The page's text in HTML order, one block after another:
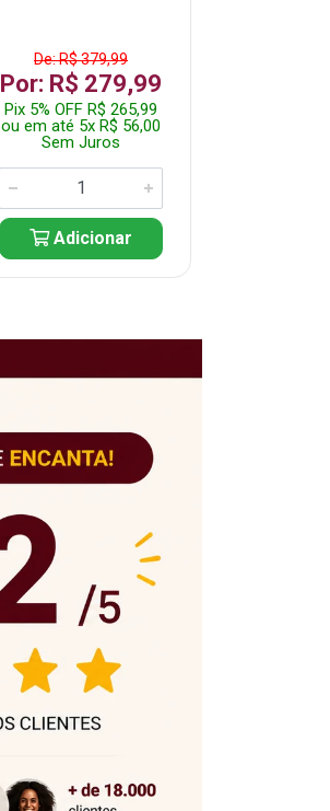
De: R$ 379,99
Por: R$ 279,99
Pix 5% OFF R$ 265,99
ou em até 5x R$ 56,00
Sem Juros
Adicionar